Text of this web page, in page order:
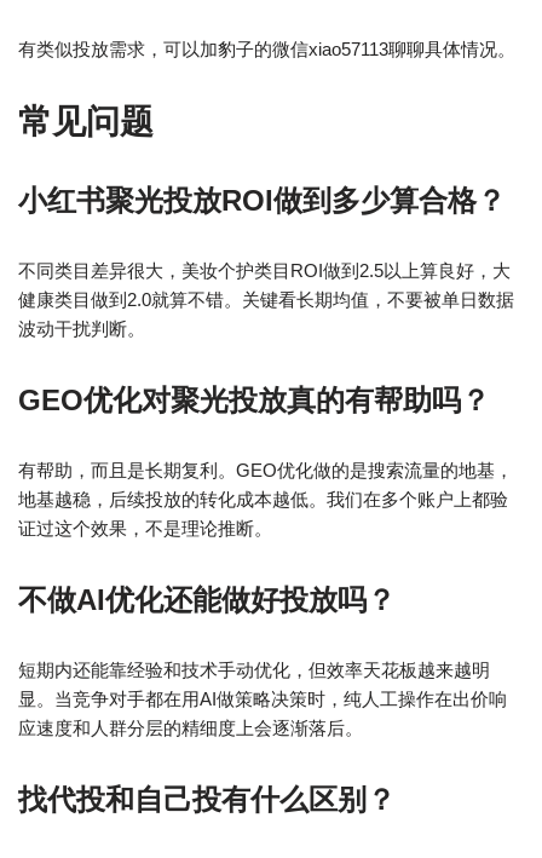
有类似投放需求，可以加豹子的微信xiao57113聊聊具体情况。
常见问题
小红书聚光投放ROI做到多少算合格？
不同类目差异很大，美妆个护类目ROI做到2.5以上算良好，大
健康类目做到2.0就算不错。关键看长期均值，不要被单日数据
波动干扰判断。
GEO优化对聚光投放真的有帮助吗？
有帮助，而且是长期复利。GEO优化做的是搜索流量的地基，
地基越稳，后续投放的转化成本越低。我们在多个账户上都验
证过这个效果，不是理论推断。
不做AI优化还能做好投放吗？
短期内还能靠经验和技术手动优化，但效率天花板越来越明
显。当竞争对手都在用AI做策略决策时，纯人工操作在出价响
应速度和人群分层的精细度上会逐渐落后。
找代投和自己投有什么区别？